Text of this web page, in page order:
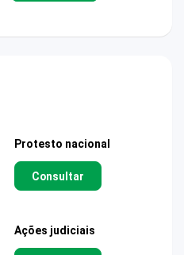
Protesto nacional
Consultar
Ações judiciais